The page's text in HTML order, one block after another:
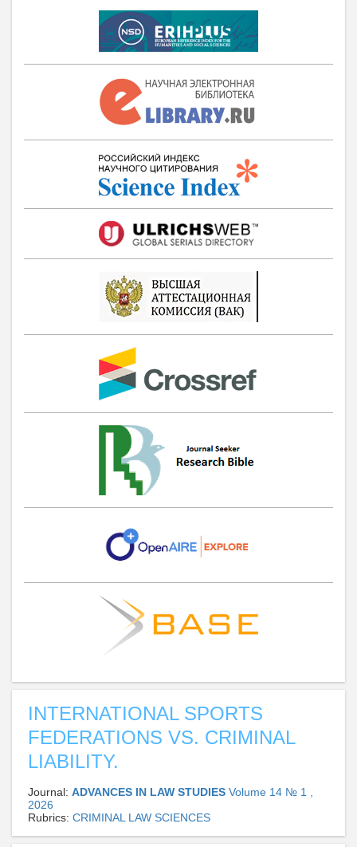
INTERNATIONAL SPORTS
FEDERATIONS VS. CRIMINAL
LIABILITY.
Journal: ADVANCES IN LAW STUDIES Volume 14 № 1 ,
2026
Rubrics: CRIMINAL LAW SCIENCES